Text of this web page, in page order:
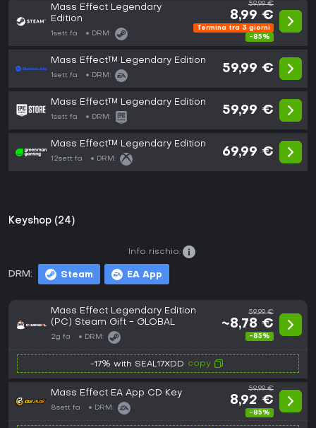
Mass Effect Legendary
Edition
1sett fa DRM:
59,99 €
8,99 €
Termina tra 3 giorni
-85%
Mass Effect™ Legendary Edition
1sett fa DRM:
59,99 €
Mass Effect™ Legendary Edition
1sett fa DRM:
59,99 €
Mass Effect™ Legendary Edition
12sett fa DRM:
69,99 €
Keyshop (24)
DRM: Steam EA App
Info rischio:
Mass Effect Legendary Edition
(PC) Steam Gift - GLOBAL
2g fa DRM:
59,99 €
~8,78 €
-85%
-17% with SEAL17XDD copy
Mass Effect EA App CD Key
8sett fa DRM:
59,99 €
8,92 €
-85%